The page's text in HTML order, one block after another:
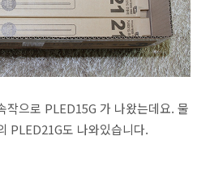
작으로 PLED15G 가 나왔는데요. 물
PLED21G도 나와있습니다.